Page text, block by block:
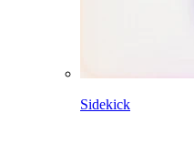
Sidekick